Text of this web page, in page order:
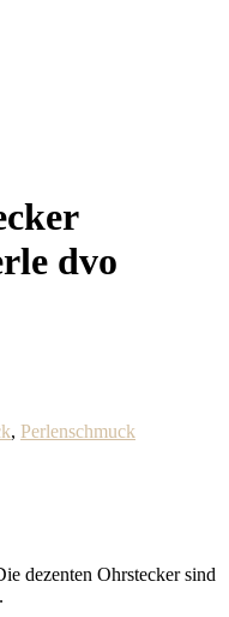
dvo
, Perlenschmuck
dezenten Ohrstecker sind